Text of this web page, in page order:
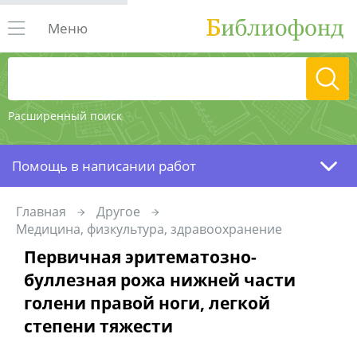
Расширенный поиск
Меню
Помощь в написании работ
Главная
Другое
Медицина, физкультура, здравоохранение
Первичная эритематозно-
буллезная рожа нижней части
голени правой ноги, легкой
степени тяжести